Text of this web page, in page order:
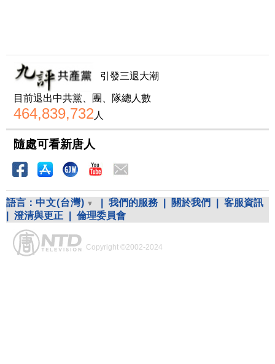
引發三退大潮
目前退出中共黨、團、隊總人數
464,839,732人
隨處可看新唐人
語言： 中文(台灣) 我們的服務 關於我們
客服資訊
澄清與更正 倫理委員會
Copyright ©2002-2024